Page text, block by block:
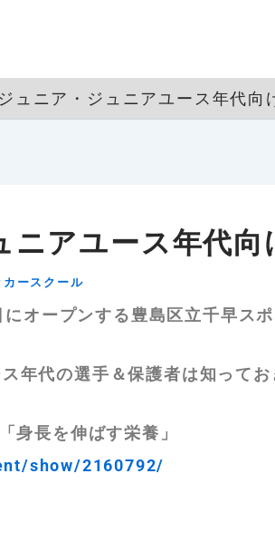
ジュニア・ジュニアユース年代向
ニアユース年代
カースクール
オープンする豊島区立千早ス
年代の選手＆保護者は知って
身長を伸ばす栄養」
show/2160792/